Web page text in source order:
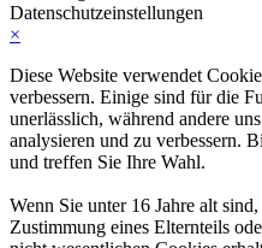
Datenschutzeinstellungen
×
Diese Website verwendet
verbessern. Einige sind für die
unerlässlich, während andere
analysieren und zu verbessern.
und treffen Sie Ihre Wahl.
Wenn Sie unter 16 Jahre alt
Zustimmung eines Elternteils